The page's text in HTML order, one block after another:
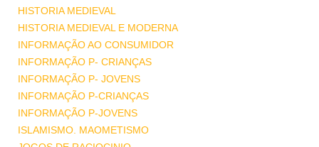
HISTORIA MEDIEVAL
HISTORIA MEDIEVAL E MODERNA
INFORMAÇÃO AO CONSUMIDOR
INFORMAÇÃO P- CRIANÇAS
INFORMAÇÃO P- JOVENS
INFORMAÇÃO P-CRIANÇAS
INFORMAÇÃO P-JOVENS
ISLAMISMO. MAOMETISMO